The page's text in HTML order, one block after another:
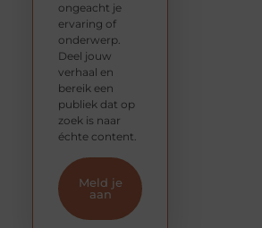
ongeacht je
ervaring of
onderwerp.
Deel jouw
verhaal en
bereik een
publiek dat op
zoek is naar
échte content.
Meld je
aan